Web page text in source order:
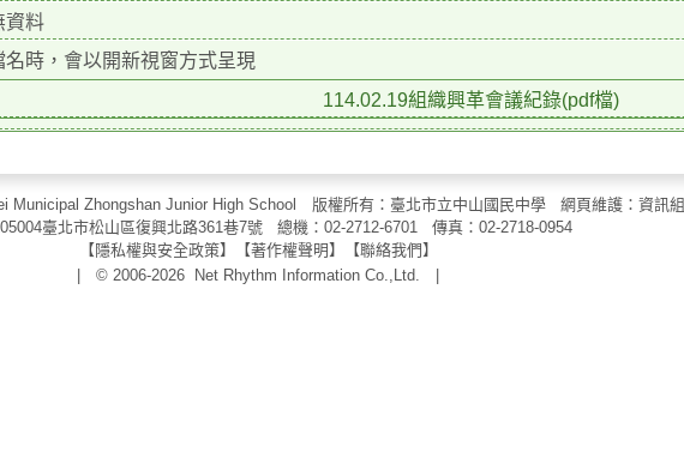
資料
名時，會以開新視窗方式呈現
114.02.19組織興革會議紀錄(pdf檔)
Municipal Zhongshan Junior High School 版權所有：臺北市立中山國民中學 網頁維護：資訊組
臺北市松山區復興北路361巷7號 總機：02-2712-6701 傳真： 02-2718-0954
【隱私權與安全政策】【著作權聲明 】 【聯絡我們 】
| © 2006-2026
Net Rhythm Information Co.,Ltd.